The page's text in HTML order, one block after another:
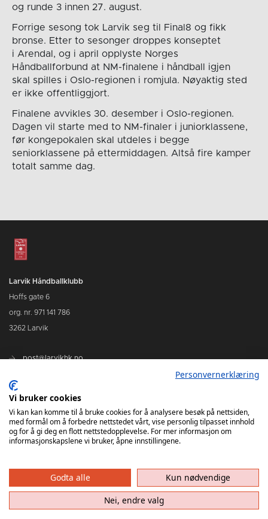
og runde 3 innen 27. august.
Forrige sesong tok Larvik seg til Final8 og fikk
bronse. Etter to sesonger droppes konseptet
i Arendal, og i april opplyste Norges
Håndballforbund at NM-finalene i håndball igjen
skal spilles i Oslo-regionen i romjula. Nøyaktig sted
er ikke offentliggjort.
Finalene avvikles 30. desember i Oslo-regionen.
Dagen vil starte med to NM-finaler i juniorklassene,
før kongepokalen skal utdeles i begge
seniorklassene på ettermiddagen. Altså fire kamper
totalt samme dag.
Larvik Håndballklubb
Hoffs gate 6
org. nr. 971 141 786
3262 Larvik
post@larvikhk.no
Personvernerklæring
Vi bruker cookies
Vi kan kan komme til å bruke cookies for å analysere besøk på nettsiden,
med formål om å forbedre nettstedet vårt, vise personlig tilpasset innhold
og for å gi deg en flott nettstedopplevelse. For mer informasjon om
informasjonskapslene vi bruker, åpne innstillingene.
Godta alle
Kun nødvendige
Nei, endre valg